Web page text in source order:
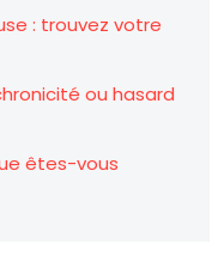
: trouvez votre
ou hasard
êtes-vous